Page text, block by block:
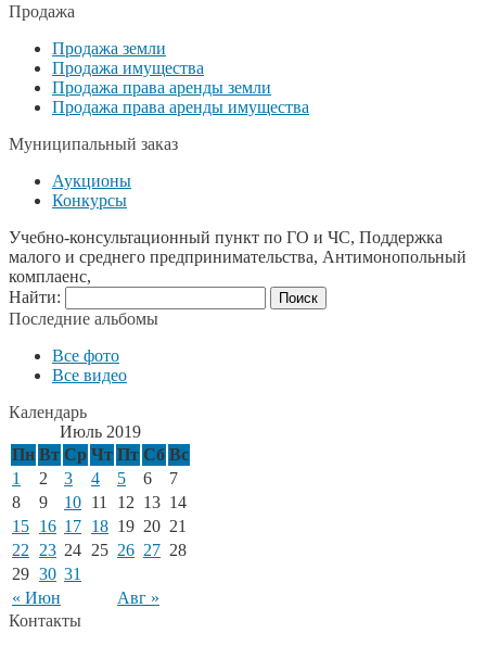
Продажа
Продажа земли
Продажа имущества
Продажа права аренды земли
Продажа права аренды имущества
Муниципальный заказ
Аукционы
Конкурсы
Учебно-консультационный пункт по ГО и ЧС, Поддержка
малого и среднего предпринимательства, Антимонопольный
комплаенс,
Найти:
Последние альбомы
Все фото
Все видео
Календарь
Июль 2019
Пн Вт Ср Чт Пт Сб Вс
« Июн Авг »
1 2 3 4 5 6
7
8
9 10 11 12 13 14
15 16 17 18 19 20 21
22
23 24 25 26 27 28
29 30 31
Контакты